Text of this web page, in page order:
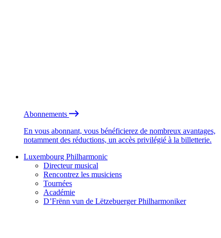
Abonnements
En vous abonnant, vous bénéficierez de nombreux avantages,
notamment des réductions, un accès privilégié à la billetterie.
Luxembourg Philharmonic
Directeur musical
Rencontrez les musiciens
Tournées
Académie
D’Frënn vun de Lëtzebuerger Philharmoniker